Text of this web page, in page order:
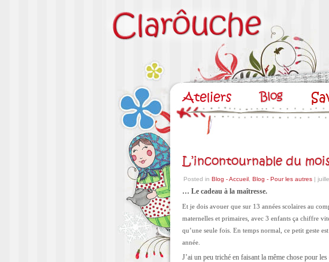
L’incontournable du
Posted in Blog - Accueil Blog - Pour les autres |
… Le cadeau à la maîtresse.
Et je dois avouer que sur 13 années scolaires au
maternelles et primaires, avec 3 enfants ça chiffre
qu’une seule fois. En temps normal, ce petit geste
année.
J’ai un peu triché en faisant la même chose pour